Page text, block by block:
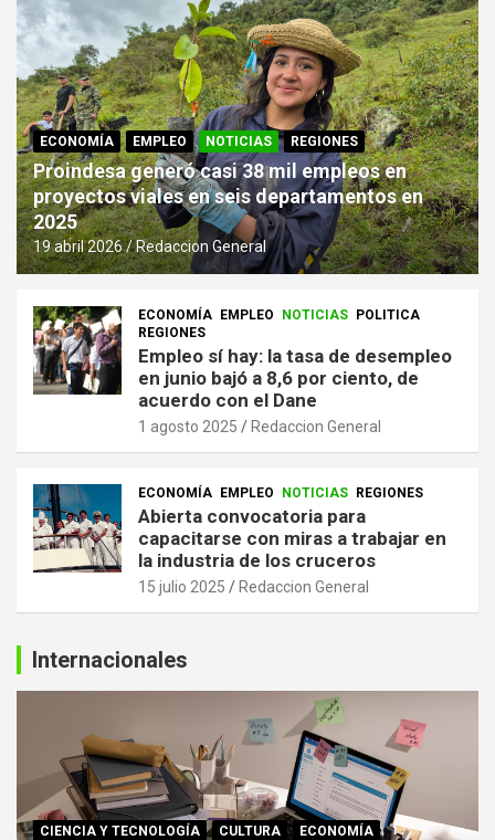
ECONOMÍA EMPLEO NOTICIAS REGIONES
Proindesa generó casi 38 mil empleos en
proyectos viales en seis departamentos en
2025
19 abril 2026 Redaccion General
ECONOMÍA EMPLEO NOTICIAS POLITICA
REGIONES
Empleo sí hay: la tasa de desempleo
en junio bajó a 8,6 por ciento, de
acuerdo con el Dane
1 agosto 2025 Redaccion General
ECONOMÍA EMPLEO NOTICIAS REGIONES
Abierta convocatoria para
capacitarse con miras a trabajar en
la industria de los cruceros
15 julio 2025 Redaccion General
Internacionales
CIENCIA Y TECNOLOGÍA CULTURA
ECONOMÍA